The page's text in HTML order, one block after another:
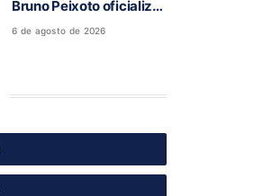
Bruno Peixoto oficializa
candidatura a deputado
6 de agosto de 2026